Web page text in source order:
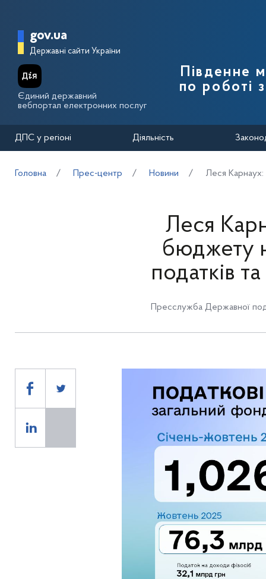
Головна сторінка Державної
gov.ua
Державні сайти України
Єдиний державний
вебпортал електронних послуг
Південне
по роботі
ДПС у регіоні Діяльність
Головна Прес-центр Новини Леся Карнаух:
Леся
бюджету
податків
Пресслужба Державної